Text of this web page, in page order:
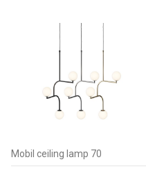
Mobil ceiling lamp 70